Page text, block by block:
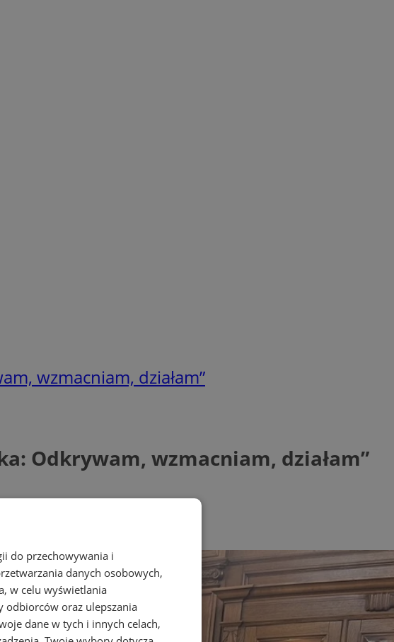
wzmacniam, działam”
Odkrywam, wzmacniam, działam”
do przechowywania i
danych osobowych,
w celu wyświetlania
odbiorców oraz ulepszania
dane w tych i innych celach,